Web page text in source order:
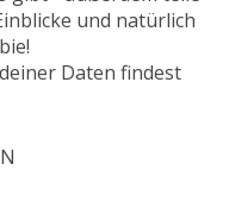
und natürlich
Daten findest
Informationen dazu
finden Sie in meiner
„Ich stimme zu“, um